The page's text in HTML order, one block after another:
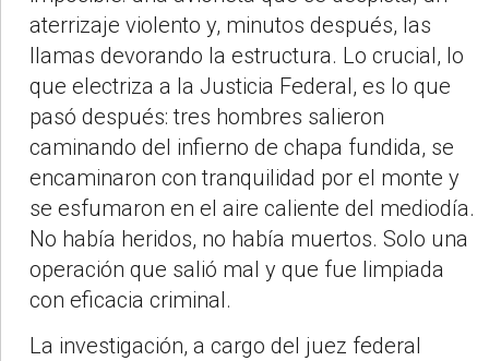
aterrizaje violento y, minutos después, las
llamas devorando la estructura. Lo crucial, lo
que electriza a la Justicia Federal, es lo que
pasó después: tres hombres salieron
caminando del infierno de chapa fundida, se
encaminaron con tranquilidad por el monte y
se esfumaron en el aire caliente del mediodía.
No había heridos, no había muertos. Solo una
operación que salió mal y que fue limpiada
con eficacia criminal.
La investigación, a cargo del juez federal